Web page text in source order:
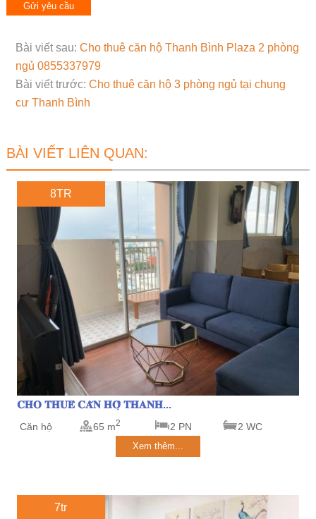
Bài viết sau: Cho thuê căn hộ Thanh Bình Plaza 2 phòng
ngủ 0855337979
Bài viết trước: Cho thuê căn hộ 3 phòng ngủ tại chung
cư Thanh Bình
BÀI VIẾT LIÊN QUAN:
8TR
𝐂𝐇𝐎 𝐓𝐇𝐔𝐄̂ 𝐂𝐀̆𝐍 𝐇𝐎̣̂ 𝐓𝐇𝐀𝐍𝐇...
Căn hộ 65 m2 2 PN 2 WC
Xem thêm...
7tr